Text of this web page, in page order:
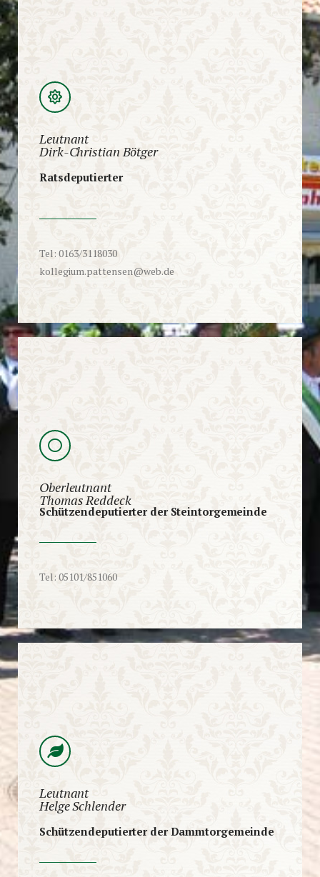
Leutnant
Dirk-Christian Bötger
Ratsdeputierter
Tel: 0163/3118030
kollegium.pattensen@web.de
Oberleutnant
Thomas Reddeck
Schützendeputierter der Steintorgemeinde
Tel: 05101/851060
Leutnant
Helge Schlender
Schützendeputierter der Dammtorgemeinde